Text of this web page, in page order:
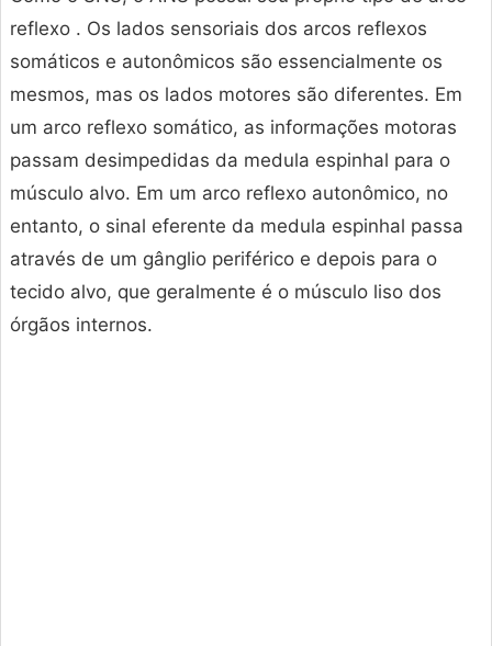
reflexo . Os lados sensoriais dos arcos reflexos
somáticos e autonômicos são essencialmente os
mesmos, mas os lados motores são diferentes. Em
um arco reflexo somático, as informações motoras
passam desimpedidas da medula espinhal para o
músculo alvo. Em um arco reflexo autonômico, no
entanto, o sinal eferente da medula espinhal passa
através de um gânglio periférico e depois para o
tecido alvo, que geralmente é o músculo liso dos
órgãos internos.